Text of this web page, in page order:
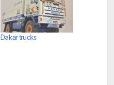
Dakar trucks